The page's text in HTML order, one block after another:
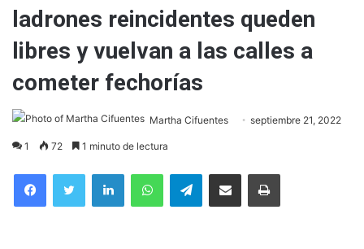
ladrones reincidentes queden
libres y vuelvan a las calles a
cometer fechorías
Martha Cifuentes septiembre 21, 2022
1 72 1 minuto de lectura
FacebookTwitter LinkedInWhatsAppTelegramCompartir por correo electrónicoImprimir